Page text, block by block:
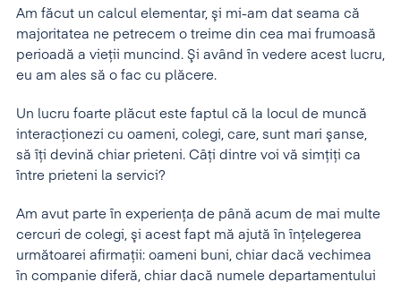
Am făcut un calcul elementar, şi mi-am dat seama că
majoritatea ne petrecem o treime din cea mai frumoasă
perioadă a vieţii muncind. Şi având în vedere acest lucru,
eu am ales să o fac cu plăcere.
Un lucru foarte plăcut este faptul că la locul de muncă
interacţionezi cu oameni, colegi, care, sunt mari şanse,
să îţi devină chiar prieteni. Câţi dintre voi vă simţiţi ca
între prieteni la servici?
Am avut parte în experienţa de până acum de mai multe
cercuri de colegi, şi acest fapt mă ajută în înţelegerea
următoarei afirmaţii: oameni buni, chiar dacă vechimea
în companie diferă, chiar dacă numele departamentului